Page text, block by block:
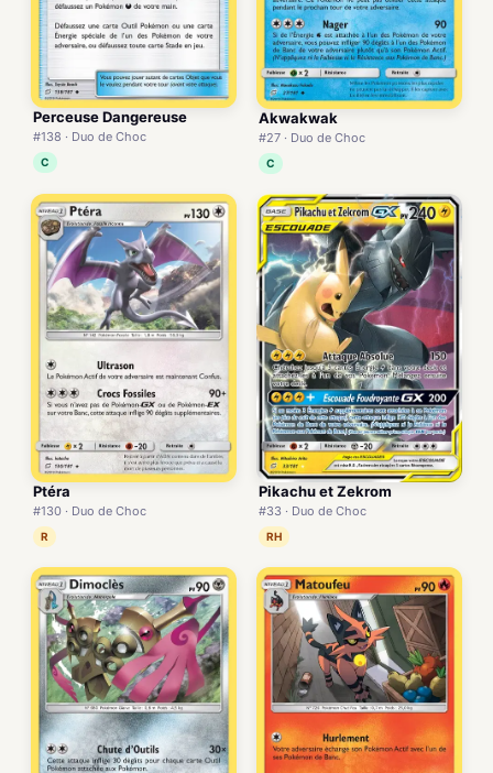
Perceuse Dangereuse
#138 · Duo de Choc
C
Akwakwak
#27 · Duo de Choc
C
Ptéra
#130 · Duo de Choc
R
Pikachu et Zekrom
#33 · Duo de Choc
RH